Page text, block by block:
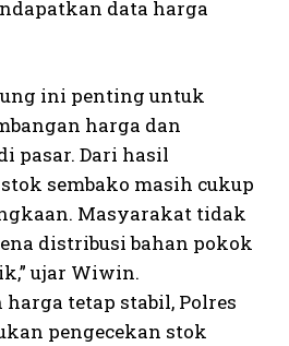
data harga
ini penting untuk
harga dan
pasar. Dari hasil
sembako masih cukup
Masyarakat tidak
distribusi bahan pokok
ujar Wiwin.
tetap stabil, Polres
pengecekan stok